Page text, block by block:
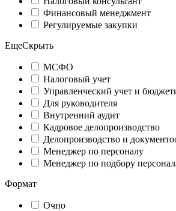
Финансовый менеджмент
Регулируемые закупки
ЕщеСкрыть
МСФО
Налоговый учет
Управленческий учет и
Для руководителя
Внутренний аудит
Кадровое делопроизводство
Делопроизводство и
Менеджер по персоналу
Менеджер по подбору
Формат
Очно